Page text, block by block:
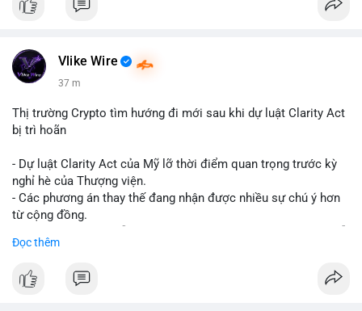
Vlike Wire
37 m
Thị trường Crypto tìm hướng đi mới sau khi dự luật Clarity Act
bị trì hoãn
- Dự luật Clarity Act của Mỹ lỡ thời điểm quan trọng trước kỳ
nghỉ hè của Thượng viện.
- Các phương án thay thế đang nhận được nhiều sự chú ý hơn
từ cộng đồng.
về pháp lý.
#binancesquare
Đọc thêm